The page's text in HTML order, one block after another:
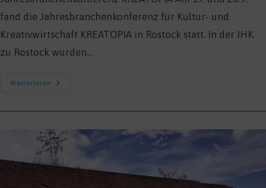
fand die Jahresbranchenkonferenz für Kultur- und
Kreativwirtschaft KREATOPIA in Rostock statt. In der IHK
zu Rostock wurden…
Weiterlesen STADT:LAND:NETZ